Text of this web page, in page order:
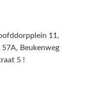
11,
57A, Beukenweg
5 !